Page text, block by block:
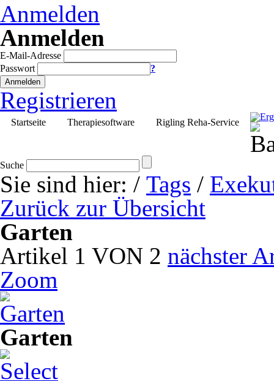
Anmelden
Anmelden
E-Mail-Adresse
Passwort
?
Anmelden
Registrieren
Startseite Therapiesoftware Rigling Reha-Service
Suche
Sie sind hier: / Tags /
Zurück zur Übersicht
Garten
Artikel 1 VON 2 nächster
Zoom
Garten